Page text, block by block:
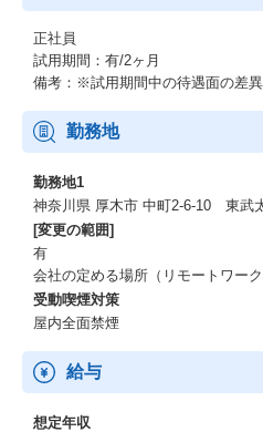
正社員
試用期間：有/2ヶ月
備考：※試用期間中の待遇面の差
勤務地
勤務地1
神奈川県 厚木市 中町2-6-10 東武
[変更の範囲]
有
会社の定める場所（リモートワーク
受動喫煙対策
屋内全面禁煙
給与
想定年収